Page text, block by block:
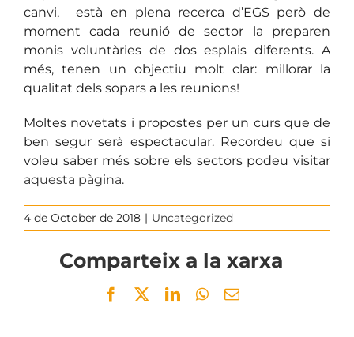
canvi,
està en plena recerca d’EGS però de
moment cada reunió de sector la preparen
monis voluntàries de dos esplais diferents. A
més, tenen un objectiu molt clar: millorar la
qualitat dels sopars a les reunions!
Moltes novetats i propostes per un curs que de
ben segur serà espectacular. Recordeu que si
voleu saber més sobre els sectors podeu visitar
aquesta pàgina.
4 de October de 2018 | Uncategorized
Comparteix a la xarxa
Facebook
TwitterLinkedInWhatsApp
Email